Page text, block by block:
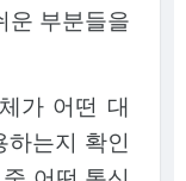
운 부분들을
가 어떤 대
는지 확인